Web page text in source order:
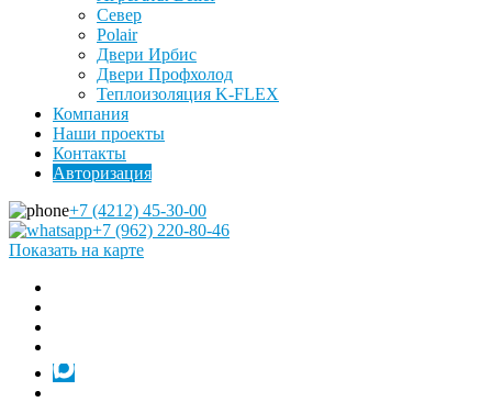
Север
Polair
Двери Ирбис
Двери Профхолод
Теплоизоляция K-FLEX
Компания
Наши проекты
Контакты
Авторизация
+7 (4212) 45-30-00
+7 (962) 220-80-46
Показать на карте